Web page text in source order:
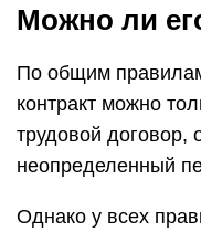
Можно ли
По общим
контракт можно
трудовой
неопределенный
Однако у всех